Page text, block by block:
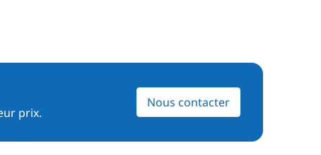
prix.
Nous contacter